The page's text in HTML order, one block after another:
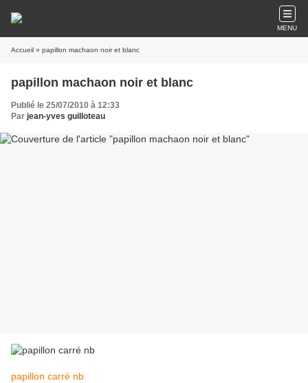
MENU
Accueil » papillon machaon noir et blanc
papillon machaon noir et blanc
Publié le 25/07/2010 à 12:33
Par jean-yves guilloteau
papillon carré nb